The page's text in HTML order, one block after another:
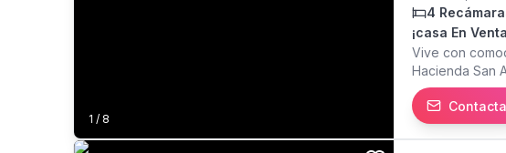
1 / 8
4
¡casa En
Vive con
Hacienda San
Distribución 4
Bodega
Sula Amplios